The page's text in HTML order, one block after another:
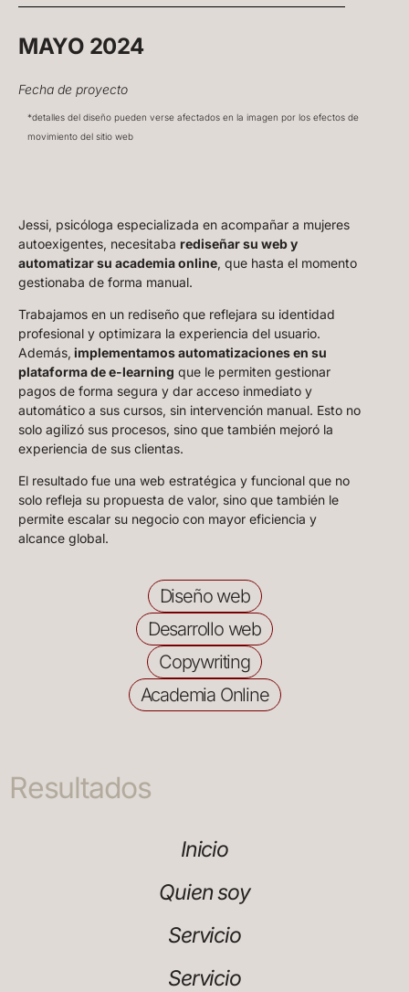
MAYO 2024
Fecha de proyecto
*detalles del diseño pueden verse afectados en la imagen por los efectos de
movimiento del sitio web
Jessi, psicóloga especializada en acompañar a mujeres
autoexigentes, necesitaba rediseñar su web y
automatizar su academia online, que hasta el momento
gestionaba de forma manual.
Trabajamos en un rediseño que reflejara su identidad
profesional y optimizara la experiencia del usuario.
Además, implementamos automatizaciones en su
plataforma de e-learning que le permiten gestionar
pagos de forma segura y dar acceso inmediato y
automático a sus cursos, sin intervención manual. Esto no
solo agilizó sus procesos, sino que también mejoró la
experiencia de sus clientas.
El resultado fue una web estratégica y funcional que no
solo refleja su propuesta de valor, sino que también le
permite escalar su negocio con mayor eficiencia y
alcance global.
Diseño web
Desarrollo web
Copywriting
Academia Online
Resultados
Inicio
Quien soy
Servicio
Servicio